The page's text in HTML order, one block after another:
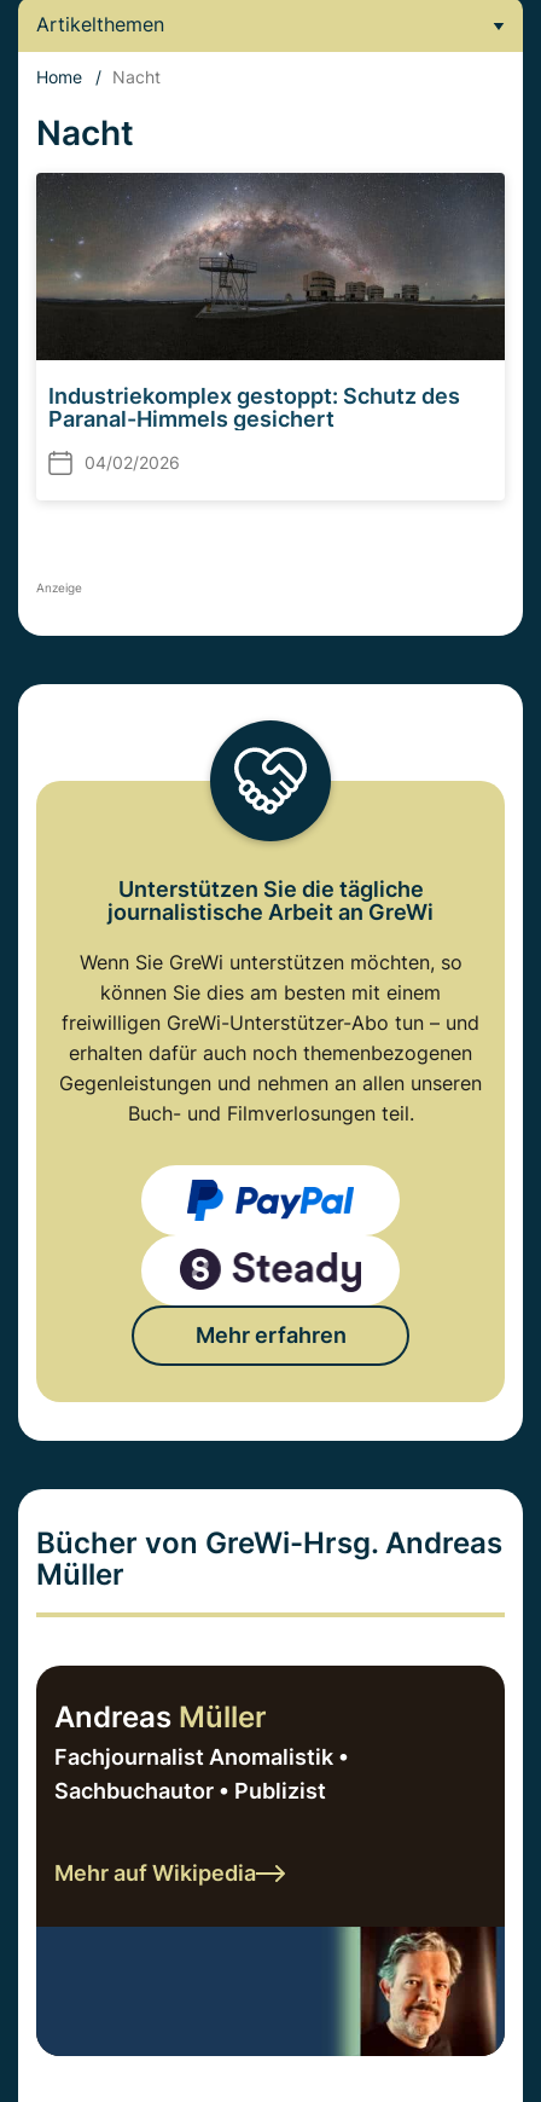
Artikelthemen
Home / Nacht
Nacht
Industriekomplex gestoppt: Schutz des
Paranal-Himmels gesichert
04/02/2026
Anzeige
Unterstützen Sie die tägliche
journalistische Arbeit an GreWi
Wenn Sie GreWi unterstützen möchten, so
können Sie dies am besten mit einem
freiwilligen GreWi-Unterstützer-Abo tun – und
erhalten dafür auch noch themenbezogenen
Gegenleistungen und nehmen an allen unseren
Buch- und Filmverlosungen teil.
Mehr erfahren
Bücher von GreWi-Hrsg. Andreas
Müller
Andreas Müller
Fachjournalist Anomalistik •
Sachbuchautor • Publizist
Mehr auf Wikipedia